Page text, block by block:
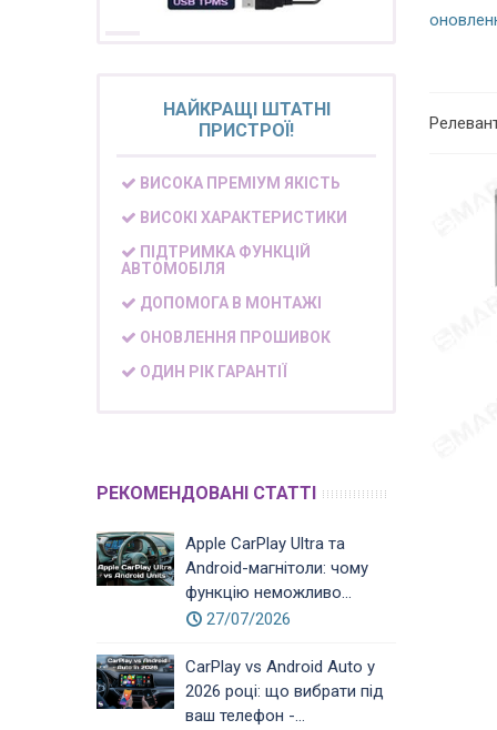
НАЙКРАЩІ ШТАТНІ
ПРИСТРОЇ!
ВИСОКА ПРЕМІУМ ЯКІСТЬ
ВИСОКІ ХАРАКТЕРИСТИКИ
ПІДТРИМКА ФУНКЦІЙ
АВТОМОБІЛЯ
ДОПОМОГА В МОНТАЖІ
ОНОВЛЕННЯ ПРОШИВОК
ОДИН РІК ГАРАНТІЇ
РЕКОМЕНДОВАНІ СТАТТІ
Apple CarPlay Ultra та
Android-магнітоли: чому
функцію неможливо...
27/07/2026
CarPlay vs Android Auto у
2026 році: що вибрати під
ваш телефон -...